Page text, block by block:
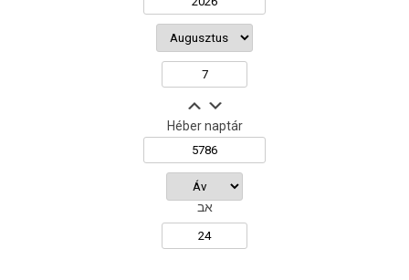
Héber naptár
אב